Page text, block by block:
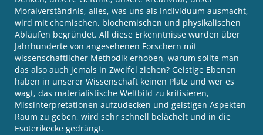
Moralverständnis, alles, was uns als Individuum ausmacht,
wird mit chemischen, biochemischen und physikalischen
Abläufen begründet. All diese Erkenntnisse wurden über
Jahrhunderte von angesehenen Forschern mit
wissenschaftlicher Methodik erhoben, warum sollte man
das also auch jemals in Zweifel ziehen? Geistige Ebenen
haben in unserer Wissenschaft keinen Platz und wer es
wagt, das materialistische Weltbild zu kritisieren,
Missinterpretationen aufzudecken und geistigen Aspekten
Raum zu geben, wird sehr schnell belächelt und in die
Esoterikecke gedrängt.